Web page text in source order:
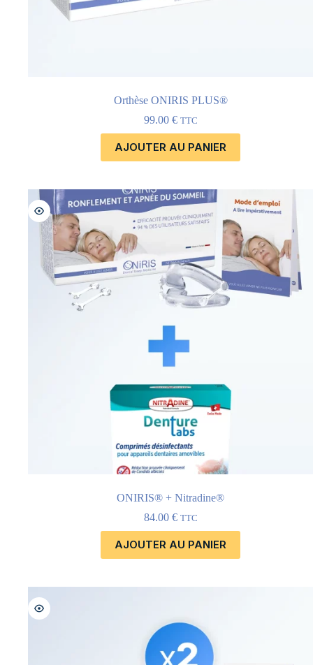
Orthèse ONIRIS PLUS®
99.00 € TTC
AJOUTER AU PANIER
ONIRIS® + Nitradine®
84.00 € TTC
AJOUTER AU PANIER